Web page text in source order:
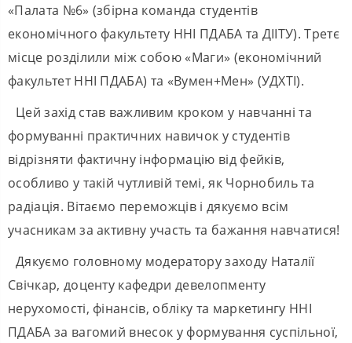
«Палата №6» (збірна команда студентів
економічного факультету ННІ ПДАБА та ДІІТУ). Третє
місце розділили між собою «Маги» (економічний
факультет ННІ ПДАБА) та «Вумен+Мен» (УДХТІ).
Цей захід став важливим кроком у навчанні та
формуванні практичних навичок у студентів
відрізняти фактичну інформацію від фейків,
особливо у такій чутливій темі, як Чорнобиль та
радіація. Вітаємо переможців і дякуємо всім
учасникам за активну участь та бажання навчатися!
Дякуємо головному модератору заходу Наталії
Свічкар, доценту кафедри девелопменту
нерухомості, фінансів, обліку та маркетингу ННІ
ПДАБА за вагомий внесок у формування суспільної,